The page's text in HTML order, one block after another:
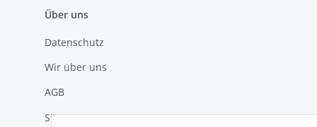
Über uns
Datenschutz
Wir über uns
AGB
Sitemap